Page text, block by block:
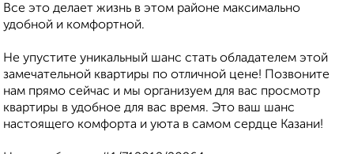
Все это делает жизнь в этом районе максимально
удобной и комфортной.
Не упустите уникальный шанс стать обладателем этой
замечательной квартиры по отличной цене! Позвоните
нам прямо сейчас и мы организуем для вас просмотр
квартиры в удобное для вас время. Это ваш шанс
настоящего комфорта и уюта в самом сердце Казани!